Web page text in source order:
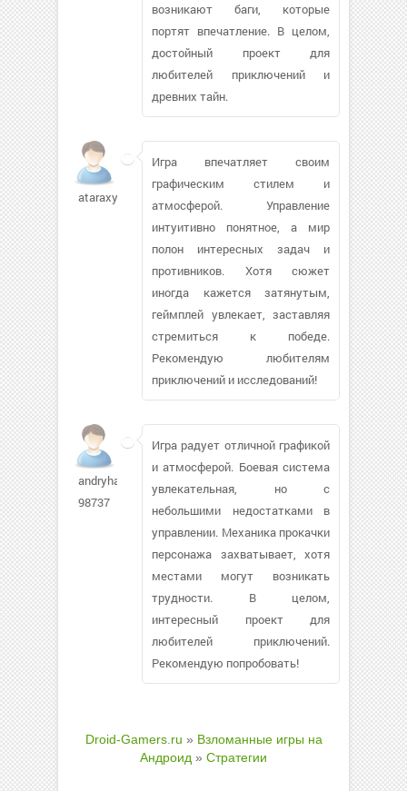
возникают баги, которые
портят впечатление. В целом,
достойный проект для
любителей приключений и
древних тайн.
ataraxy440
Игра впечатляет своим
графическим стилем и
атмосферой. Управление
интуитивно понятное, а мир
полон интересных задач и
противников. Хотя сюжет
иногда кажется затянутым,
геймплей увлекает, заставляя
стремиться к победе.
Рекомендую любителям
приключений и исследований!
andryha-
98737
Игра радует отличной графикой
и атмосферой. Боевая система
увлекательная, но с
небольшими недостатками в
управлении. Механика прокачки
персонажа захватывает, хотя
местами могут возникать
трудности. В целом,
интересный проект для
любителей приключений.
Рекомендую попробовать!
Droid-Gamers.ru » Взломанные игры на
Андроид » Стратегии